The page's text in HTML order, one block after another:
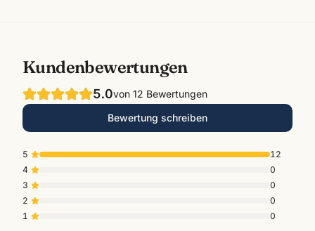
Kundenbewertungen
5.0von 12 Bewertungen
Bewertung schreiben
5
12
4
0
3
0
2
0
1
0